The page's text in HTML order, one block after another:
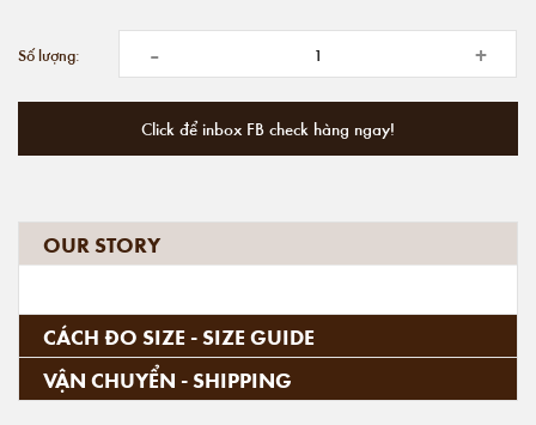
Số lượng: - +
Click để inbox FB check hàng ngay!
OUR STORY
CÁCH ĐO SIZE - SIZE GUIDE
VẬN CHUYỂN - SHIPPING